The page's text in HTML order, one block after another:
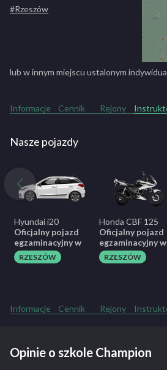
#Rzeszów
lub w innym miejscu ustalonym
Informacje Cennik Rejony
Nasze pojazdy
Hyundai i20
Oficjalny pojazd
egzaminacyjny w
RZESZÓW
Honda CBF 125
Oficjalny pojazd
egzaminacyjny w
RZESZÓW
Informacje Cennik Rejony
Opinie o szkole Champion